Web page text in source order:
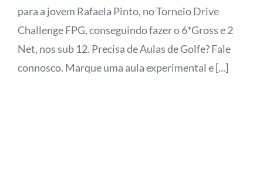
para a jovem Rafaela Pinto, no Torneio Drive
Challenge FPG, conseguindo fazer o 6*Gross e 2
Net, nos sub 12. Precisa de Aulas de Golfe? Fale
connosco. Marque uma aula experimental e [...]